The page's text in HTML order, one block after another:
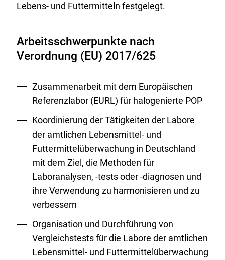
Lebens- und Futtermitteln festgelegt.
Arbeitsschwerpunkte nach
Verordnung (EU) 2017/625
Zusammenarbeit mit dem Europäischen
Referenzlabor (EURL) für halogenierte POP
Koordinierung der Tätigkeiten der Labore
der amtlichen Lebensmittel- und
Futtermittelüberwachung in Deutschland
mit dem Ziel, die Methoden für
Laboranalysen, -tests oder -diagnosen und
ihre Verwendung zu harmonisieren und zu
verbessern
Organisation und Durchführung von
Vergleichstests für die Labore der amtlichen
Lebensmittel- und Futtermittelüberwachung